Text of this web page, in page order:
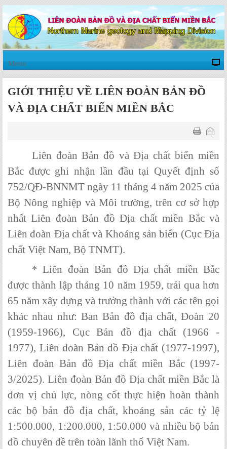
Menu
GIỚI THIỆU VỀ LIÊN ĐOÀN BẢN ĐỒ
VÀ ĐỊA CHẤT BIỂN MIỀN BẮC
Liên đoàn Bản đồ và Địa chất biển miền
Bắc được ghi nhận lần đầu tại Quyết định số
752/QĐ-BNNMT ngày 11 tháng 4 năm 2025 của
Bộ Nông nghiệp và Môi trường, trên cơ sở hợp
nhất Liên đoàn Bản đồ Địa chất miền Bắc và
Liên đoàn Địa chất và Khoáng sản biển (Cục Địa
chất Việt Nam, Bộ TNMT).
* Liên đoàn Bản đồ Địa chất miền Bắc
được thành lập tháng 10 năm 1959, trải qua hơn
65 năm xây dựng và trưởng thành với các tên gọi
khác nhau như: Ban Bản đồ địa chất, Đoàn 20
(1959-1966), Cục Bản đồ địa chất (1966 -
1977), Liên đoàn Bản đồ Địa chất (1977-1997),
Liên đoàn Bản đồ Địa chất miền Bắc (1997-
3/2025). Liên đoàn Bản đồ Địa chất miền Bắc là
đơn vị chủ lực, nòng cốt thực hiện hoàn thành
các bộ bản đồ địa chất, khoáng sản các tỷ lệ
1:500.000, 1:200.000, 1:50.000 và nhiều bộ bản
đồ chuyên đề trên toàn lãnh thổ Việt Nam.